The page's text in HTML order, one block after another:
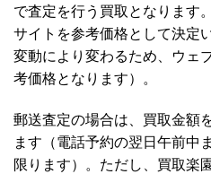
で査定を行う買取となります
サイトを参考価格として決定
変動により変わるため、ウェ
考価格となります）。
郵送査定の場合は、買取金額
ます（電話予約の翌日午前中
限ります）。ただし、買取楽